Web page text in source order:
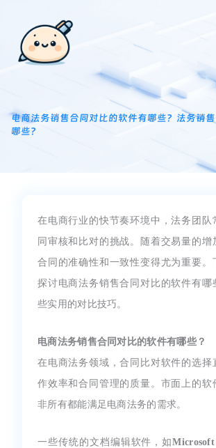
电商法务销售合同对比的软件有哪些？法务销
哪些？
在电商行业的快节奏环境中，法务团队
同审核和比对的挑战。随着交易量的增
合同的准确性和一致性变得尤为重要。
探讨电商法务销售合同对比的软件有哪
些实用的对比技巧。
电商法务销售合同对比的软件有哪些？
在电商法务领域，合同比对软件的选择
作效率和合同管理的质量。市面上的软
非所有都能满足电商法务的需求。
一些传统的文档编辑软件，如Microsoft